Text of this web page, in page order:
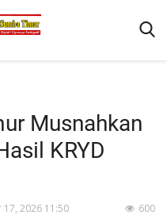
Musnahkan
KRYD
17, 2026 11:50 600